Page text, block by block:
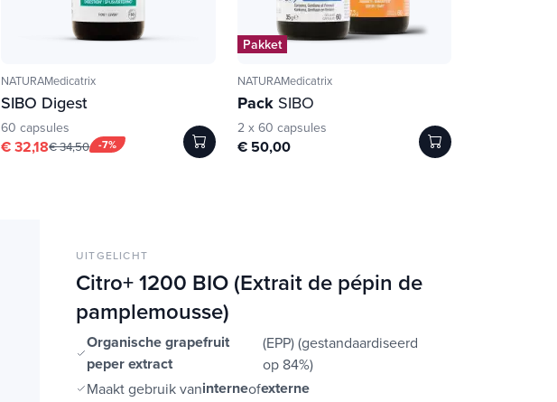
NATURAMedicatrix
SIBO Digest
60 capsules
-7%
€ 32,18€ 34,50
Pakket
NATURAMedicatrix
PackSIBO
2 x 60 capsules
€ 50,00
UITGELICHT
Citro+ 1200 BIO (Extrait de pépin de
pamplemousse)
Organische grapefruit
peper extract
(EPP) (gestandaardiseerd
op 84%)
Maakt gebruik vaninterneofexterne